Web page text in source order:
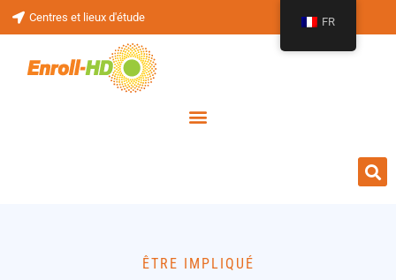
Centres et lieux d'étude
ÊTRE IMPLIQUÉ
FR